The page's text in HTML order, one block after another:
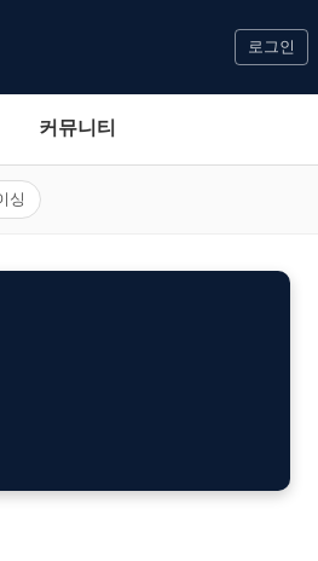
로그인
커뮤니티
싱